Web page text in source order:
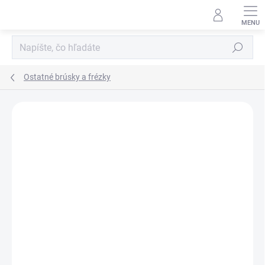
Hľadať
Ostatné brúsky a frézky